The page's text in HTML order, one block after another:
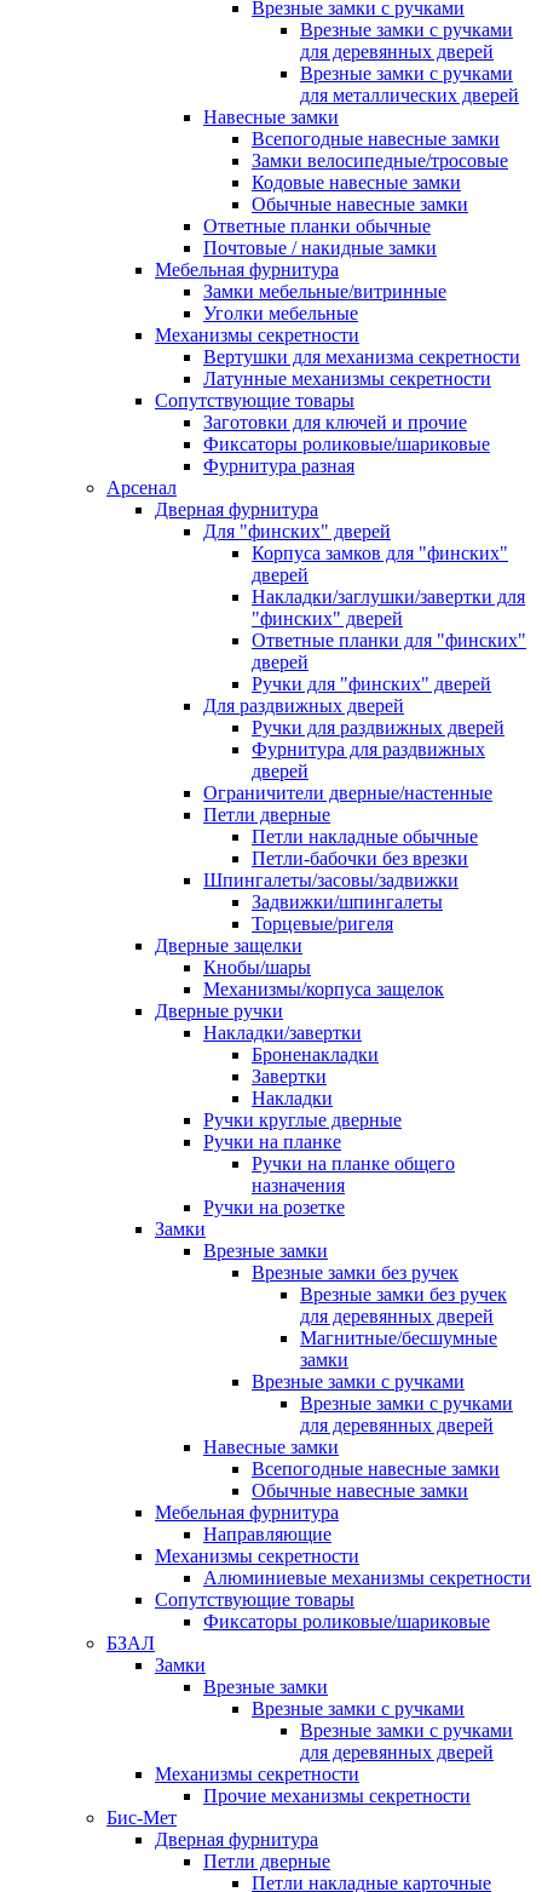
Врезные замки с ручками
Врезные замки с ручками
для деревянных дверей
Врезные замки с ручками
для металлических дверей
Навесные замки
Всепогодные навесные замки
Замки велосипедные/тросовые
Кодовые навесные замки
Обычные навесные замки
Ответные планки обычные
Почтовые / накидные замки
Мебельная фурнитура
Замки мебельные/витринные
Уголки мебельные
Механизмы секретности
Вертушки для механизма секретности
Латунные механизмы секретности
Сопутствующие товары
Заготовки для ключей и прочие
Фиксаторы роликовые/шариковые
Фурнитура разная
Арсенал
Дверная фурнитура
Для "финских" дверей
Корпуса замков для "финских"
дверей
Накладки/заглушки/завертки для
"финских" дверей
Ответные планки для "финских"
дверей
Ручки для "финских" дверей
Для раздвижных дверей
Ручки для раздвижных дверей
Фурнитура для раздвижных
дверей
Ограничители дверные/настенные
Петли дверные
Петли накладные обычные
Петли-бабочки без врезки
Шпингалеты/засовы/задвижки
Задвижки/шпингалеты
Торцевые/ригеля
Дверные защелки
Кнобы/шары
Механизмы/корпуса защелок
Дверные ручки
Накладки/завертки
Броненакладки
Завертки
Накладки
Ручки круглые дверные
Ручки на планке
Ручки на планке общего
назначения
Ручки на розетке
Замки
Врезные замки
Врезные замки без ручек
Врезные замки без ручек
для деревянных дверей
Магнитные/бесшумные
замки
Врезные замки с ручками
Врезные замки с ручками
для деревянных дверей
Навесные замки
Всепогодные навесные замки
Обычные навесные замки
Мебельная фурнитура
Направляющие
Механизмы секретности
Алюминиевые механизмы секретности
Сопутствующие товары
Фиксаторы роликовые/шариковые
БЗАЛ
Замки
Врезные замки
Врезные замки с ручками
Врезные замки с ручками
для деревянных дверей
Механизмы секретности
Прочие механизмы секретности
Бис-Мет
Дверная фурнитура
Петли дверные
Петли накладные карточные